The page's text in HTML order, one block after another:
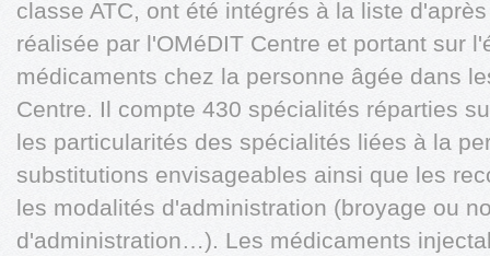
classe ATC, ont été intégrés à la liste
réalisée par l'OMéDIT Centre et portant sur
médicaments chez la personne âgée dans
Centre. Il compte 430 spécialités réparties
les particularités des spécialités liées à la
substitutions envisageables ainsi que les
les modalités d'administration (broyage ou
d'administration…). Les médicaments